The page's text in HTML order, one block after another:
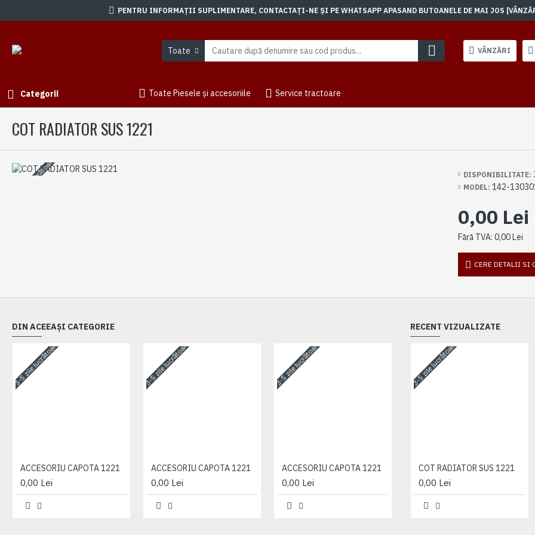
PENTRU INFORMAȚII SUPLIMENTARE, CONTACTAȚI-NE ȘI PE WHATSAPP APASAND BUTOANELE DE MAI JOS
Toate VÂNZĂRI
Categorii Toate Piesele și accesoriile Service tractoare
COT RADIATOR SUS 1221
3-5 zile lucrătoare DISPONIBILITATE:
MODEL: 142-
0,00 Lei
Fără TVA: 0,00 Lei
CERE DETALII SI
DIN ACEEAȘI CATEGORIE
3-5 zile lucrătoare
ACCESORIU CAPOTA 1221
0,00 Lei
3-5 zile lucrătoare
ACCESORIU CAPOTA 1221
0,00 Lei
3-5 zile lucrătoare
ACCESORIU CAPOTA 1221
0,00 Lei
3-5 zile lucrătoare
ACCESORIU CAPOTA 1221
0,00 Lei
RECENT VIZUALIZATE
3-5 zile lucrătoare
COT RADIATOR SUS 1221
0,00 Lei